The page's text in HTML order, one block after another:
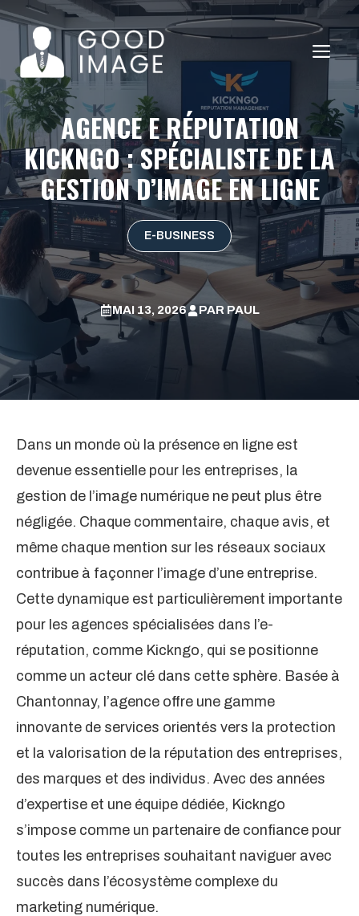
Aller
contenu
AGENCE E RÉPUTATION
KICKNGO : SPÉCIALISTE DE LA
GESTION D’IMAGE EN LIGNE
E-BUSINESS
MAI 13, 2026 PAR PAUL
Dans un monde où la présence en ligne est
devenue essentielle pour les entreprises, la
gestion de l’image numérique ne peut plus être
négligée. Chaque commentaire, chaque avis, et
même chaque mention sur les réseaux sociaux
contribue à façonner l’image d’une entreprise.
Cette dynamique est particulièrement importante
pour les agences spécialisées dans l’e-
réputation, comme Kickngo, qui se positionne
comme un acteur clé dans cette sphère. Basée à
Chantonnay, l’agence offre une gamme
innovante de services orientés vers la protection
et la valorisation de la réputation des entreprises,
des marques et des individus. Avec des années
d’expertise et une équipe dédiée, Kickngo
s’impose comme un partenaire de confiance pour
toutes les entreprises souhaitant naviguer avec
succès dans l’écosystème complexe du
marketing numérique.